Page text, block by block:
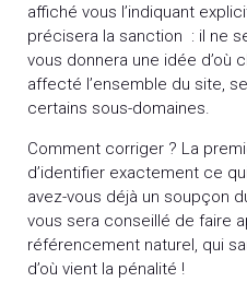
affiché vous l’indiquant
précisera la sanction : il ne
vous donnera une idée d’où
affecté l’ensemble du site,
certains sous-domaines.
Comment corriger ? La
d’identifier exactement ce
avez-vous déjà un soupçon
vous sera conseillé de faire
référencement naturel, qui
d’où vient la pénalité !